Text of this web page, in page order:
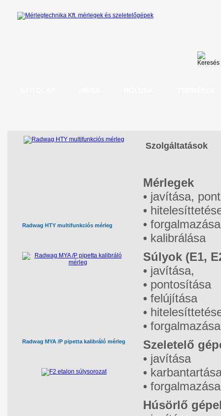
Radwag HTY multifunkciós mérleg
Radwag MYA /P pipetta kalibráló mérleg
Szolgáltatások
Mérlegek
• javítása,
•
• forgalmazása
• kalibrálása
Súlyok (E1,
• javítása,
• pontosítása
• felújítása
•
• forgalmazása
Szeletelő
• javítása
•
• forgalmazása
Húsörlő